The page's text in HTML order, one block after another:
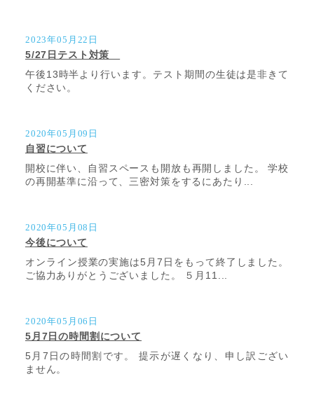
2023年05月22日
5/27日テスト対策
午後13時半より行います。テスト期間の生徒は是非きて
ください。
2020年05月09日
自習について
開校に伴い、自習スペースも開放も再開しました。 学校
の再開基準に沿って、三密対策をするにあたり...
2020年05月08日
今後について
オンライン授業の実施は5月7日をもって終了しました。
ご協力ありがとうございました。 ５月11...
2020年05月06日
5月7日の時間割について
5月7日の時間割です。 提示が遅くなり、申し訳ござい
ません。